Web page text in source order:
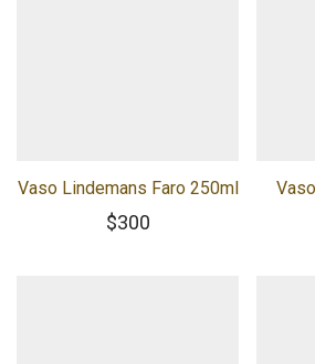
Vaso Lindemans Faro 250ml
$300